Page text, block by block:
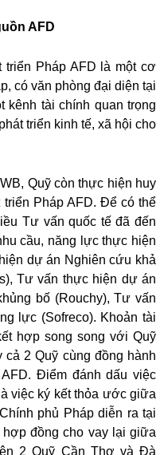
AFD
Pháp AFD là một cơ
có văn phòng đại diện tại
kênh tài chính quan trọng
triển kinh tế, xã hội cho
Quỹ còn thực hiện huy
Pháp AFD. Để có thể
Tư vấn quốc tế đã đến
cầu, năng lực thực hiện
dự án Nghiên cứu khả
Tư vấn thực hiện dự án
bố (Rouchy), Tư vấn
lực (Sofreco). Khoản tài
hợp song song với Quỹ
2 Quỹ cùng đồng hành
Điểm đánh dấu việc
việc ký kết thỏa ước giữa
phủ Pháp diễn ra tại
hợp đồng cho vay lại giữa
2 Quỹ Cần Thơ và Đà